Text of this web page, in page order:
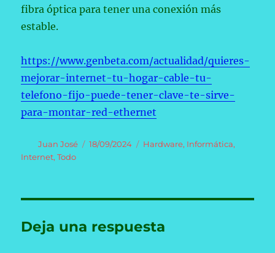
fibra óptica para tener una conexión más
estable.
https://www.genbeta.com/actualidad/quieres-
mejorar-internet-tu-hogar-cable-tu-
telefono-fijo-puede-tener-clave-te-sirve-
para-montar-red-ethernet
Autor
Juan José
Publicado
18/09/2024 Categorías
Hardware, Informática,
Internet,Todo
Deja una respuesta